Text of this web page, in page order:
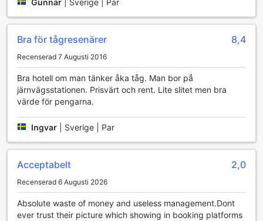
av i en bekväm miljö och titta på dina favoritprogram.
Dessutom finns en present- och souvenirbutik på plats,
perfekt för att plocka upp unika minnen eller gåvor till nära
och kära. Med dessa underhållningsalternativ är The Train
socialt umgänge.
Bekvämlighetsfaciliteter på The Train Hotel Hatyai
The Train Hotel Hatyai erbjuder en rad
bekvämlighetsfaciliteter som gör din vistelse både bekväm
och problemfri. Gästerna kan dra nytta av tvättservice och
kemtvätt, vilket säkerställer att dina kläder alltid ser
gratis Wi-Fi i alla rum samt i allmänna utrymmen, så att du
enkelt kan dela dina reseupplevelser med vänner och
familj. Dessutom finns det säkerhetsfack för att skydda
dina värdesaker, och en concierge som gärna hjälper till
med att ordna aktiviteter och ge rekommendationer i
Gunnar Sverige | Par
Bra för tågresenärer 8,4
Recenserad 7 Augusti 2016
Bra hotell om man tänker åka tåg. Man bor på
järnvägsstationen. Prisvärt och rent. Lite slitet men bra
värde för pengarna.
Ingvar Sverige | Par
Acceptabelt 2,0
Recenserad 6 Augusti 2026
Absolute waste of money and useless management.Dont
ever trust their picture which showing in booking platforms